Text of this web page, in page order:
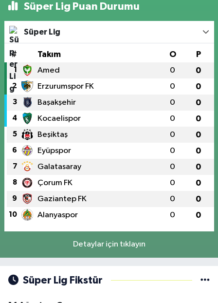
Süper Lig Puan Durumu
Süper Lig
# Takım O P
1 Amed 0 0
2 Erzurumspor FK 0 0
3 Başakşehir 0 0
4 Kocaelispor 0 0
5 Beşiktaş 0 0
6 Eyüpspor 0 0
7 Galatasaray 0 0
8 Çorum FK 0 0
9 Gaziantep FK 0 0
10 Alanyaspor 0 0
Detaylar için tıklayın
Süper Lig Fikstür